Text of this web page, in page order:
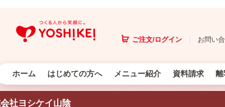
ご注文/ログイン お問い
ホーム はじめての方へ メニュー紹介 資料請求 離
社ヨシケイ山陰